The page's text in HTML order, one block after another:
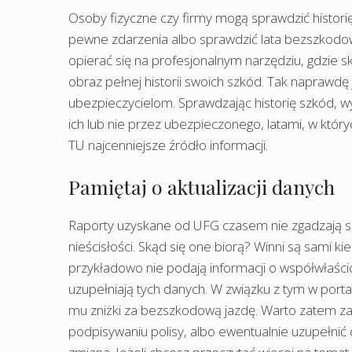
Osoby fizyczne czy firmy mogą sprawdzić
pewne zdarzenia albo sprawdzić lata
opierać się na profesjonalnym narzędziu, gdzie
obraz pełnej historii swoich szkód. Tak
ubezpieczycielom. Sprawdzając historię szkód,
ich lub nie przez ubezpieczonego, latami, w
TU najcenniejsze źródło informacji.
Pamiętaj o aktualizacji danych
Raporty uzyskane od UFG czasem nie
nieścisłości. Skąd się one biorą? Winni są sami
przykładowo nie podają informacji o
uzupełniają tych danych. W związku z tym w
mu zniżki za bezszkodową jazdę. Warto zatem
podpisywaniu polisy, albo ewentualnie